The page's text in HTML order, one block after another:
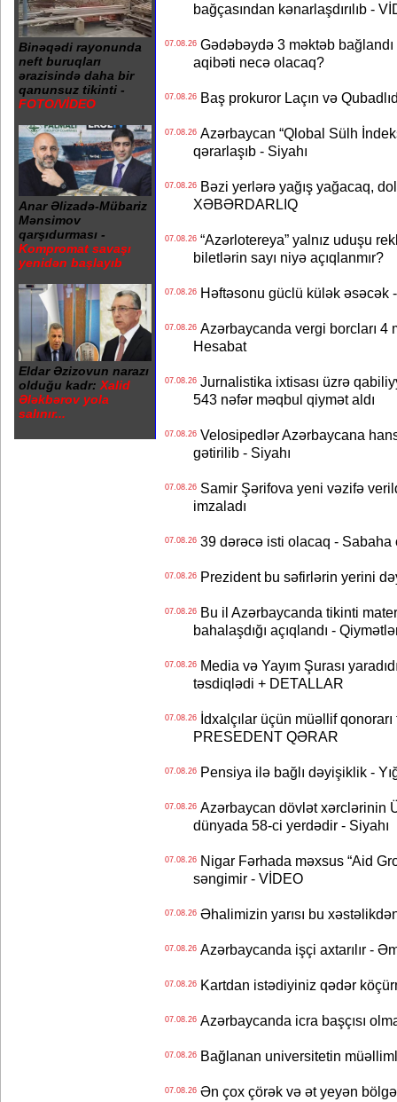
Binəqədi rayonunda
neft buruqları
ərazisində daha bir
qanunsuz tikinti -
FOTO/VİDEO
Anar Əlizadə-Mübariz
Mənsimov
qarşıdurması -
Kompromat savaşı
yenidən başlayıb
Eldar Əzizovun narazı
olduğu kadr: Xalid
Ələkbərov yola
salınır...
bağçasından kənarlaşdırılıb -
07.08.26Gədəbəydə 3 məktəb
aqibəti necə olacaq?
07.08.26Baş prokuror Laçın və
07.08.26Azərbaycan “Qlobal Sülh
qərarlaşıb - Siyahı
07.08.26Bəzi yerlərə yağış yağacaq,
XƏBƏRDARLIQ
07.08.26“Azərlotereya” yalnız uduşu
biletlərin sayı niyə açıqlanmır?
07.08.26Həftəsonu güclü külək əsəcək
07.08.26Azərbaycanda vergi borcları 4
Hesabat
07.08.26Jurnalistika ixtisası üzrə
543 nəfər məqbul qiymət aldı
07.08.26Velosipedlər Azərbaycana
gətirilib - Siyahı
07.08.26Samir Şərifova yeni vəzifə
imzaladı
07.08.2639 dərəcə isti olacaq - Sabaha
07.08.26Prezident bu səfirlərin yerini
07.08.26Bu il Azərbaycanda tikinti
bahalaşdığı açıqlandı -
07.08.26Media və Yayım Şurası
təsdiqlədi + DETALLAR
07.08.26İdxalçılar üçün müəllif
PRESEDENT QƏRAR
07.08.26Pensiya ilə bağlı dəyişiklik -
07.08.26Azərbaycan dövlət xərclərinin
dünyada 58-ci yerdədir - Siyahı
07.08.26Nigar Fərhada məxsus “Aid
səngimir - VİDEO
07.08.26Əhalimizin yarısı bu
07.08.26Azərbaycanda işçi axtarılır -
07.08.26Kartdan istədiyiniz qədər
07.08.26Azərbaycanda icra başçısı
07.08.26Bağlanan universitetin
07.08.26Ən çox çörək və ət yeyən